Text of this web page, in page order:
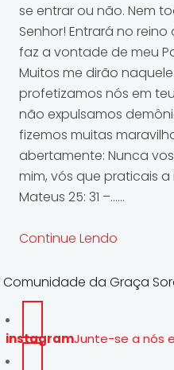
se entrar ou não. Nem
Senhor! Entrará no
faz a vontade de meu
Muitos me dirão
profetizamos nós em
não expulsamos
fizemos muitas
abertamente: Nunca
mim, vós que praticais a
Mateus 25: 31 –......
Continue Lendo
Comunidade da Graça
instagramJunte-se a nós